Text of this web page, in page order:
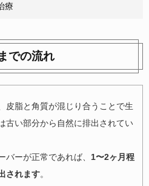
療
での流れ
皮脂と角質が混じり合うことで生
古い部分から自然に排出されてい
バーが正常であれば、 1〜2ヶ月程
されます。